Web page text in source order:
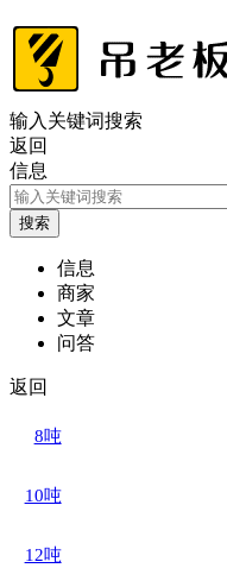
输入关键词搜索
返回
信息
信息
商家
文章
问答
返回
8吨
10吨
12吨